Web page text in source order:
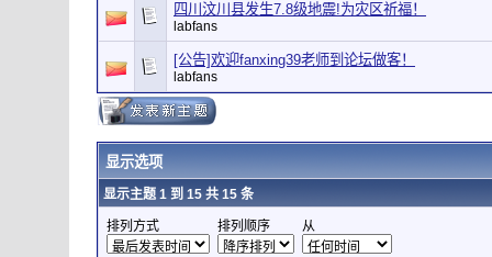
四川汶川县发生7.8级地震!为灾区祈福！
labfans
[公告]欢迎fanxing39老师到论坛做客！
labfans
显示选项
显示主题 1 到 15 共 15 条
排列方式 排列顺序 从